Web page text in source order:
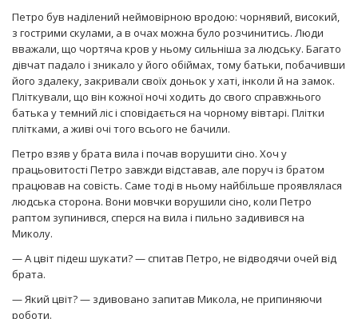
Петро був наділений неймовірною вродою: чорнявий, високий,
з гострими скулами, а в очах можна було розчинитись. Люди
вважали, що чортяча кров у ньому сильніша за людську. Багато
дівчат падало і зникало у його обіймах, тому батьки, побачивши
його здалеку, закривали своїх доньок у хаті, інколи й на замок.
Пліткували, що він кожної ночі ходить до свого справжнього
батька у темний ліс і сповідається на чорному вівтарі. Плітки
плітками, а живі очі того всього не бачили.
Петро взяв у брата вила і почав ворушити сіно. Хоч у
працьовитості Петро завжди відставав, але поруч із братом
працював на совість. Саме тоді в ньому найбільше проявлялася
людська сторона. Вони мовчки ворушили сіно, коли Петро
раптом зупинився, сперся на вила і пильно задивився на
Миколу.
— А цвіт підеш шукати? — спитав Петро, не відводячи очей від
брата.
— Який цвіт? — здивовано запитав Микола, не припиняючи
роботи.